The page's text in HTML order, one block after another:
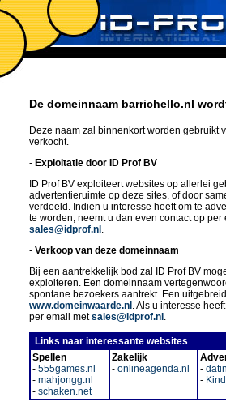
De domeinnaam barrichello.nl
Deze naam zal binnenkort worden gebruikt
verkocht.
- Exploitatie door ID Prof BV
ID Prof BV exploiteert websites op allerlei
advertentieruimte op deze sites, of door
verdeeld. Indien u interesse heeft om te
te worden, neemt u dan even contact op
sales@idprof.nl .
- Verkoop van deze domeinnaam
Bij een aantrekkelijk bod zal ID Prof BV
exploiteren. Een domeinnaam
spontane bezoekers aantrekt. Een
www.domeinwaarde.nl . Als u interesse
per email metsales@idprof.nl .
Links naar interessante websites
Spellen
- 555games.nl
- mahjongg.nl
- schaken.net
Zakelijk
- onlineagenda.nl
-
-